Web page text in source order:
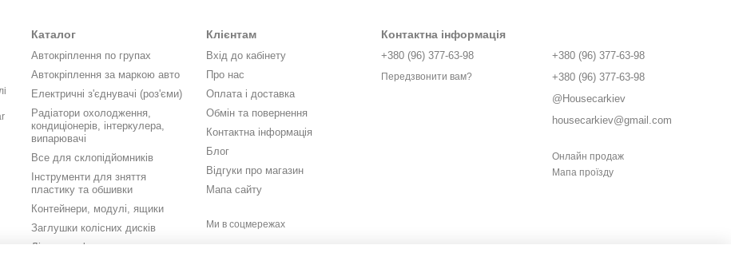
Каталог
Автокріплення по групах
Автокріплення за маркою авто
Електричні з'єднувачі (роз'єми)
Радіатори охолодження,
кондиціонерів, інтеркулера,
випарювачі
Все для склопідйомників
Інструменти для зняття
пластику та обшивки
Контейнери, модулі, ящики
Заглушки колісних дисків
Літери, цифри, значки,
Клієнтам
Вхід до кабінету
Про нас
Оплата і доставка
Обмін та повернення
Контактна інформація
Блог
Відгуки про магазин
Мапа сайту
Ми в соцмережах
Контактна інформація
+380 (96) 377-63-98
Передзвонити вам?
+380 (96) 377-63-98
+380 (96) 377-63-98
@Housecarkiev
housecarkiev@gmail.com
Онлайн продаж
Мапа проїзду